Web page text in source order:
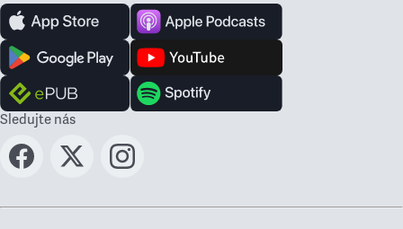
Sledujte nás